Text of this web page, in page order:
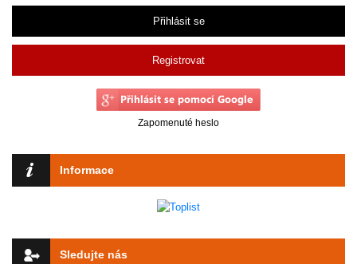
Přihlásit se
Registrovat
Zapomenuté heslo
Informace
Sledujte nás